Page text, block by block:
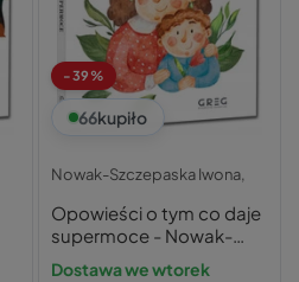
-39%
66kupiło
Nowak-Szczepaska Iwona,
Opowieści o tym co daje
supermoce - Nowak-
Szczepańska
Dostawa we wtorek